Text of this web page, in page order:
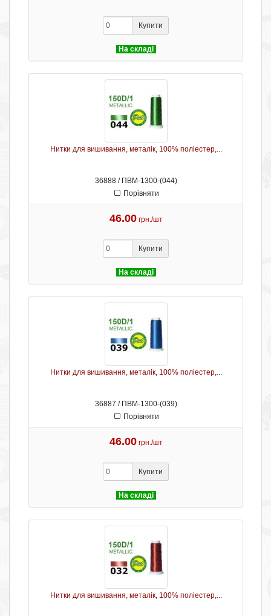
Купити
На складі
Нитки для вишивання, металік, 100% поліестер,...
36888 / ПВМ-1300-(044)
Порівняти
46.00 грн./шт
Купити
На складі
Нитки для вишивання, металік, 100% поліестер,...
36887 / ПВМ-1300-(039)
Порівняти
46.00 грн./шт
Купити
На складі
Нитки для вишивання, металік, 100% поліестер,...